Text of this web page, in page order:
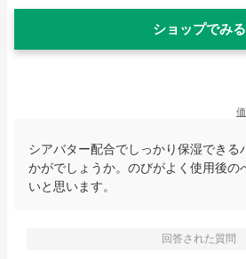
ショップでみる
シアバター配合でしっかり保湿できる
かがでしょうか。のびがよく使用後の
いと思います。
回答された質問